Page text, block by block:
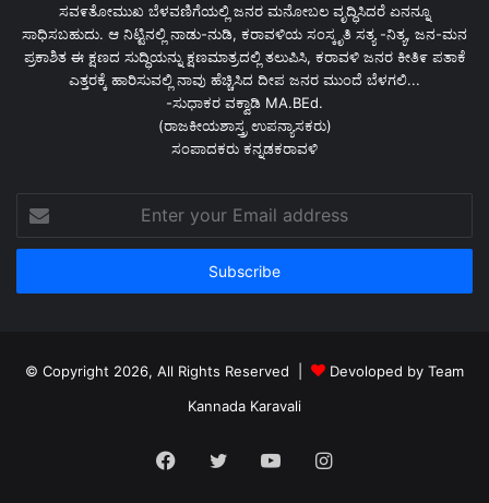
ಸವ೯ತೋಮುಖ ಬೆಳವಣಿಗೆಯಲ್ಲಿ ಜನರ ಮನೋಬಲ ವೃದ್ಧಿಸಿದರೆ ಏನನ್ನೂ
ಸಾಧಿಸಬಹುದು. ಆ ನಿಟ್ಟಿನಲ್ಲಿ ನಾಡು-ನುಡಿ, ಕರಾವಳಿಯ ಸಂಸ್ಕೃತಿ ಸತ್ಯ -ನಿತ್ಯ, ಜನ-ಮನ
ಪ್ರಕಾಶಿತ ಈ ಕ್ಷಣದ ಸುದ್ಧಿಯನ್ನು ಕ್ಷಣಮಾತ್ರದಲ್ಲಿ ತಲುಪಿಸಿ, ಕರಾವಳಿ ಜನರ ಕೀತಿ೯ ಪತಾಕೆ
ಎತ್ತರಕ್ಕೆ ಹಾರಿಸುವಲ್ಲಿ ನಾವು ಹೆಚ್ಚಿಸಿದ ದೀಪ ಜನರ ಮುಂದೆ ಬೆಳಗಲಿ...
-ಸುಧಾಕರ ವಕ್ವಾಡಿ MA.BEd.
(ರಾಜಕೀಯಶಾಸ್ತ್ರ ಉಪನ್ಯಾಸಕರು)
ಸಂಪಾದಕರು ಕನ್ನಡಕರಾವಳಿ
your
Email
© Copyright 2026, All Rights Reserved |
Devoloped by Team
Kannada Karavali
Facebook
TwitterYouTubeInstagram